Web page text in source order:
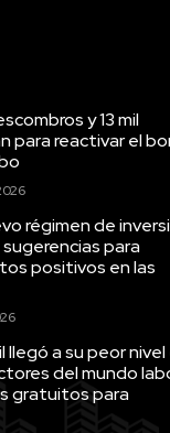
y 13 mil
para reactivar el
régimen de
para
positivos en las
llegó a su peor nivel
del mundo
gratuitos para